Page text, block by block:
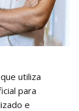
utiliza
para
e